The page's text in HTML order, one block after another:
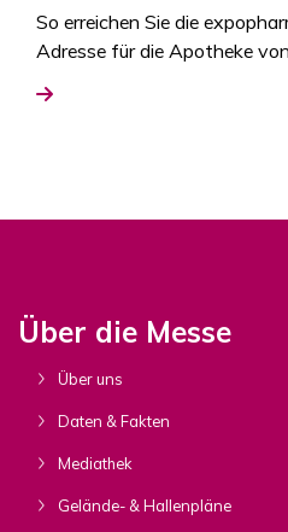
So erreichen Sie die
Adresse für die Apotheke
Über die Messe
Über uns
Daten & Fakten
Mediathek
Gelände- & Hallenpläne